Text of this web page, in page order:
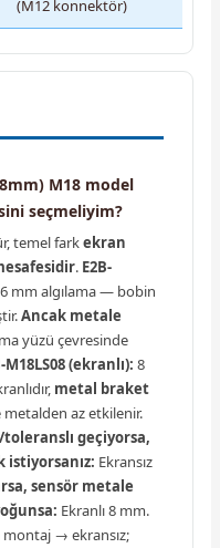
(M12 konnektör)
M18 model
seçmeliyim?
temel farkekran
. E2B-
mm algılama — bobin
Ancak metale
yüzü çevresinde
M18LS08 (ekranlı): 8
metal braket
metalden az etkilenir.
geçiyorsa,
Ekransız
sensör metale
Ekranlı 8 mm.
montaj → ekransız;